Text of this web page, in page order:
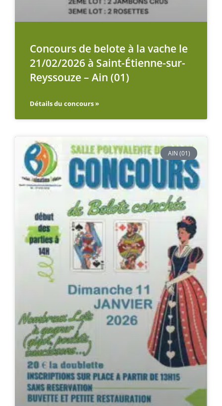
Concours de belote à la vache le
21/02/2026 à Saint-Étienne-sur-
Reyssouze – Ain (01)
Détails du concours »
AIN (01)